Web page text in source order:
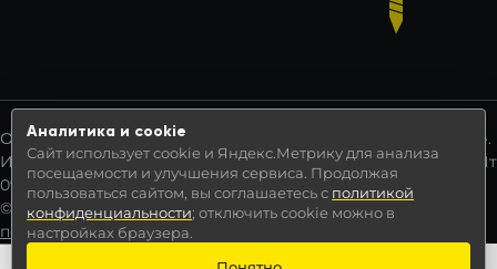
Общество с ограниченной ответственностью «Мосгеопро».
ИНН 7725380320. ОГРН 1177746602274. Режим работы: Пн–Пт
09:00–18:00.
© 2017—2026 Мосгеопро.Политика обработки
персональных данных
Аналитика и cookie
Сайт использует cookie и Яндекс.Метрику для анализа
посещаемости и улучшения сервиса. Продолжая
пользоваться сайтом, вы соглашаетесь с политикой
конфиденциальности; отключить cookie можно в
настройках браузера.